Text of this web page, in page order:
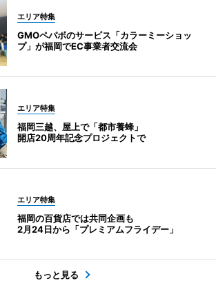
エリア特集
GMOペパボのサービス「カラーミーショッ
プ」が福岡でEC事業者交流会
エリア特集
福岡三越、屋上で「都市養蜂」
開店20周年記念プロジェクトで
エリア特集
福岡の百貨店では共同企画も
2月24日から「プレミアムフライデー」
もっと見る